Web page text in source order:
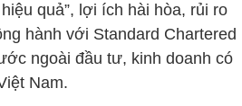
quả”, lợi ích hài hòa, rủi ro
hành với Standard Chartered
ngoài đầu tư, kinh doanh có
Nam.